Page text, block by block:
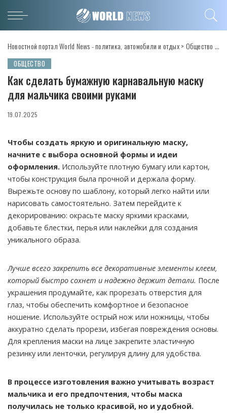
Новостной портал World News - политика, автомобили и отдых> Общество
ОБЩЕСТВО
Как сделать бумажную карнавальную маску
для мальчика своими руками
19.07.2025
Чтобы создать яркую и оригинальную маску,
начните с выбора основной формы и идеи
оформления. Используйте плотную бумагу или картон,
чтобы конструкция была прочной и держала форму.
Вырежьте основу по шаблону, который легко найти или
нарисовать самостоятельно. Затем перейдите к
декорированию: окрасьте маску яркими красками,
добавьте блестки, перья или наклейки для создания
уникального образа.
Лучше всего закрепить все декоративные элементы клеем,
который быстро сохнет и надежно держит детали. После
украшения продумайте, как прорезать отверстия для
глаз, чтобы обеспечить комфортное и безопасное
ношение. Используйте острый нож или ножницы, чтобы
аккуратно сделать прорези, избегая повреждения основы.
Для крепления маски на лице закрепите эластичную
резинку или ленточки, регулируя длину для удобства.
В процессе изготовления важно учитывать возраст
мальчика и его предпочтения, чтобы маска
получилась не только красивой, но и удобной.